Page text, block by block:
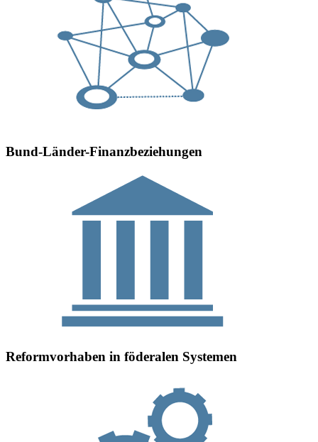
Bund-Länder-Finanzbeziehungen
Reformvorhaben in föderalen Systemen